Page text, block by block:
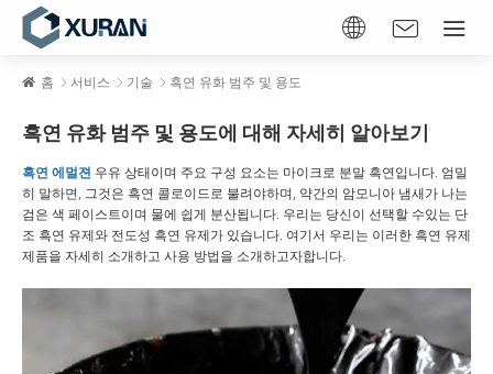
홈 서비스 기술 흑연 유화 범주 및 용도
흑연 유화 범주 및 용도에 대해 자세히 알아보기
흑연 에멀젼 우유 상태이며 주요 구성 요소는 마이크로 분말 흑연입니다. 엄밀
히 말하면, 그것은 흑연 콜로이드로 불려야하며, 약간의 암모니아 냄새가 나는
검은 색 페이스트이며 물에 쉽게 분산됩니다. 우리는 당신이 선택할 수있는 단
조 흑연 유제와 전도성 흑연 유제가 있습니다. 여기서 우리는 이러한 흑연 유제
제품을 자세히 소개하고 사용 방법을 소개하고자합니다.